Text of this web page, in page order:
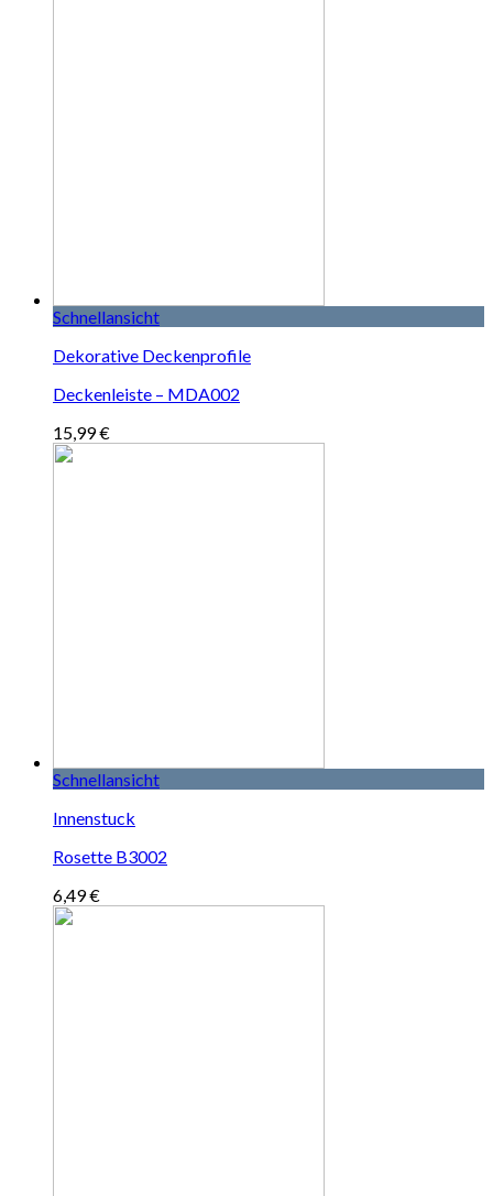
Schnellansicht
Dekorative Deckenprofile
Deckenleiste – MDA002
15,99€
Schnellansicht
Innenstuck
Rosette B3002
6,49€